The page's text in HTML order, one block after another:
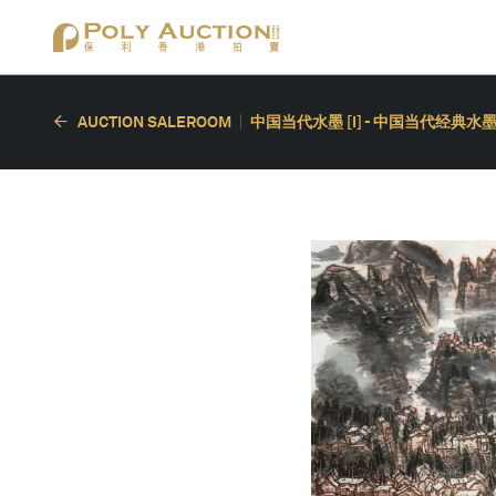
AUCTION SALEROOM 中国当代水墨 [I] - 中国当代经典水墨